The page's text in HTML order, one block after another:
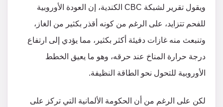
ويقول تقرير لشبكة CBC الكندية، إن العودة الأوروبية
للفحم تتزايد، على الرغم من كونه أقذر بكثير من الغاز،
وتنبعث منه غازات دفيئة أكثر بكثير، مما يؤدي إلى ارتفاع
درجة حرارة المناخ عند حرقه، وهو ما يعيق الخطط
الأوروبية للتحول نحو الطاقة النظيفة.
لكن على الرغم من أن الحكومة الألمانية التي تركز على